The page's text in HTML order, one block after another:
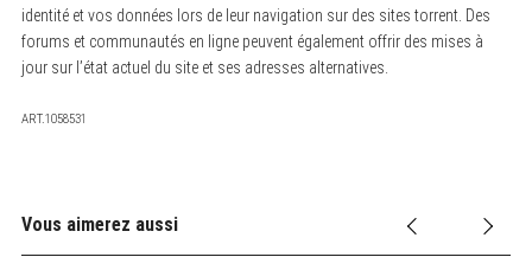
identité et vos données lors de leur navigation sur des sites torrent. Des
forums et communautés en ligne peuvent également offrir des mises à
jour sur l’état actuel du site et ses adresses alternatives.
ART.1058531
Vous aimerez aussi